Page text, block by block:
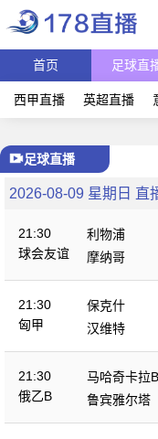
首页 足球直
西甲直播 英超直播
足球直播
2026-08-09 星期日 直
21:30
球会友谊
利物浦
摩纳哥
21:30
匈甲
保克什
汉维特
21:30
俄乙B
马哈奇卡拉
鲁宾雅尔塔